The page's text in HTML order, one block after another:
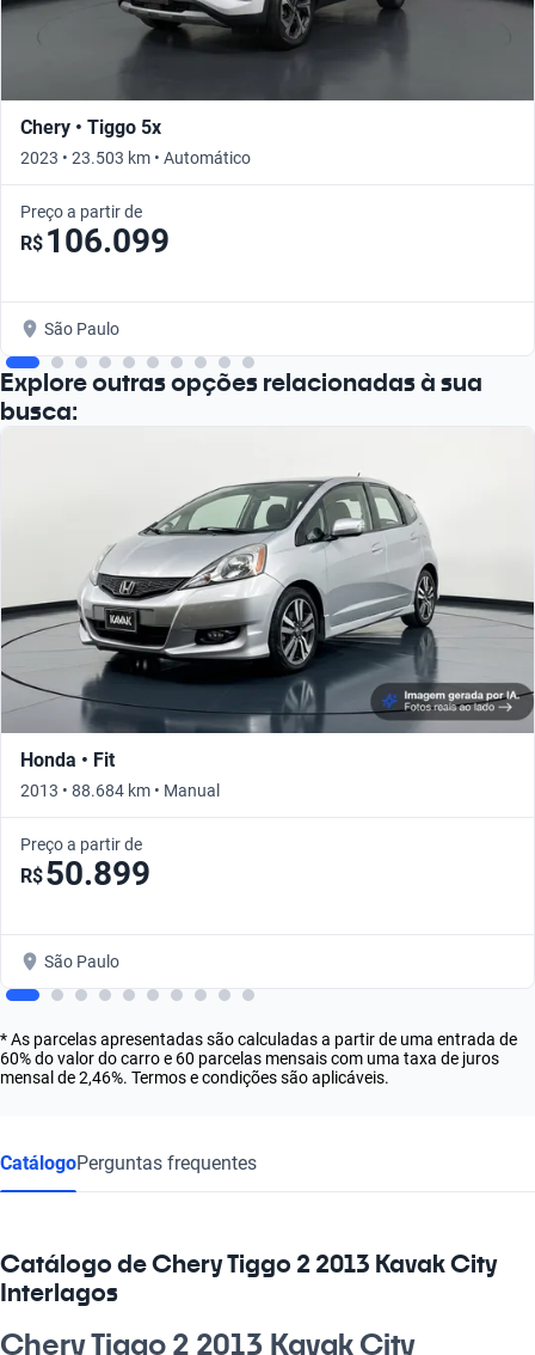
Chery • Tiggo 5x
2023 • 23.503 km • Automático
Preço a partir de
R$ 106.099
São Paulo
Explore outras opções relacionadas à sua
busca:
Honda • Fit
2013 • 88.684 km • Manual
Preço a partir de
R$50.899
São Paulo
* As parcelas apresentadas são calculadas a partir de uma entrada de
60% do valor do carro e 60 parcelas mensais com uma taxa de juros
mensal de 2,46%. Termos e condições são aplicáveis.
CatálogoPerguntas frequentes
Catálogo de Chery Tiggo 2 2013 Kavak City
Interlagos
Chery Tiggo 2 2013 Kavak City